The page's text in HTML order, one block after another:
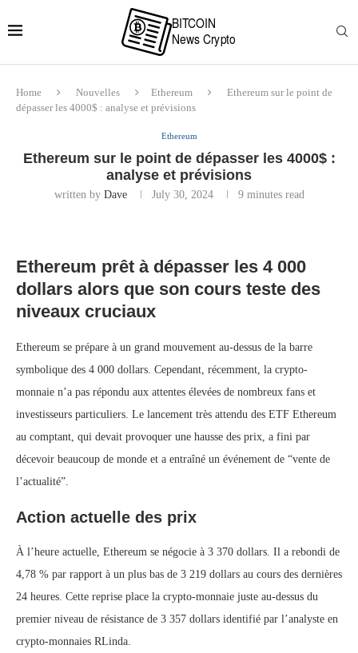
Home Nouvelles Ethereum
Ethereum sur le point de
dépasser les 4000$ : analyse et prévisions
Ethereum
Ethereum sur le point de dépasser les 4000$ :
analyse et prévisions
written by Dave July 30, 2024 9 minutes read
Ethereum prêt à dépasser les 4 000
dollars alors que son cours teste des
niveaux cruciaux
Ethereum se prépare à un grand mouvement au-dessus de la barre
symbolique des 4 000 dollars. Cependant, récemment, la crypto-
monnaie n’a pas répondu aux attentes élevées de nombreux fans et
investisseurs particuliers. Le lancement très attendu des ETF Ethereum
au comptant, qui devait provoquer une hausse des prix, a fini par
décevoir beaucoup de monde et a entraîné un événement de “vente de
l’actualité”.
Action actuelle des prix
À l’heure actuelle, Ethereum se négocie à 3 370 dollars. Il a rebondi de
4,78 % par rapport à un plus bas de 3 219 dollars au cours des dernières
24 heures. Cette reprise place la crypto-monnaie juste au-dessus du
premier niveau de résistance de 3 357 dollars identifié par l’analyste en
crypto-monnaies RLinda.